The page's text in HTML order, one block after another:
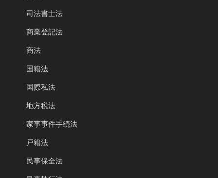
司法書士法
商業登記法
商法
国籍法
国際私法
地方税法
家事事件手続法
戸籍法
民事保全法